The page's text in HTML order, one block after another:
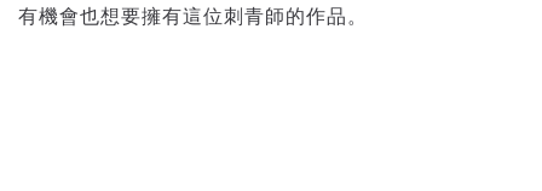
有機會也想要擁有這位刺青師的作品。